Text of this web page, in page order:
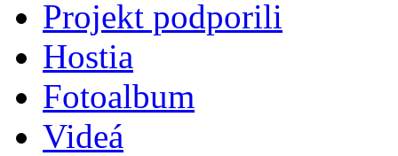
Projekt podporili
Hostia
Fotoalbum
Videá